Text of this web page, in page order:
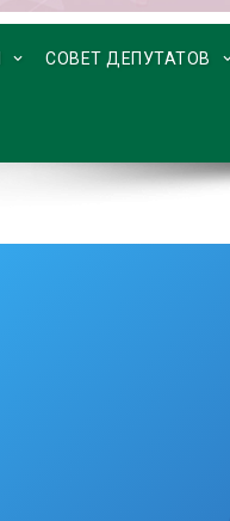
СОВЕТ ДЕПУТАТОВ